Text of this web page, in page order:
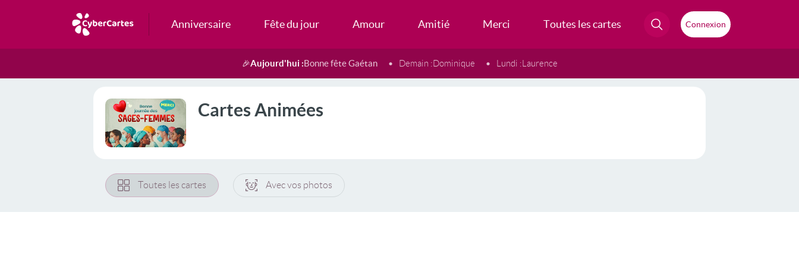
Anniversaire Fête du jour Amour Amitié Merci Toutes les cartes Connexion
🎉Aujourd'hui :Bonne fête Gaétan Demain :Dominique Lundi :Laurence
Cartes Animées
Toutes les cartes Avec vos photos